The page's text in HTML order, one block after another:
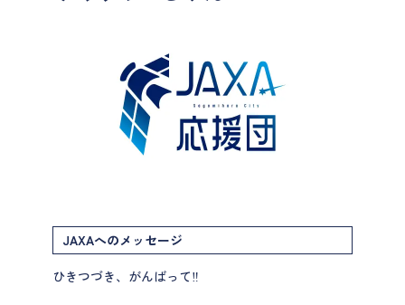
JAXAへのメッセージ
ひきつづき、がんばって‼